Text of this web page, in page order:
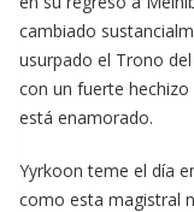
cambiado
usurpado el Trono
con un fuerte
está enamorado.
Yyrkoon teme el día
como esta magistral